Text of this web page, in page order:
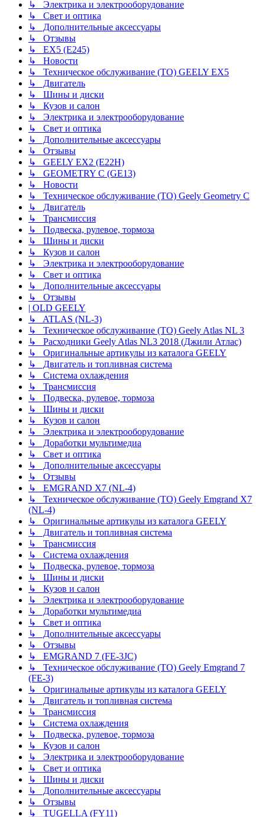
↳ Электрика и электрооборудование
↳ Свет и оптика
↳ Дополнительные аксессуары
↳ Отзывы
↳ EX5 (E245)
↳ Новости
↳ Техническое обслуживание (ТО) GEELY EX5
↳ Двигатель
↳ Шины и диски
↳ Кузов и салон
↳ Электрика и электрооборудование
↳ Свет и оптика
↳ Дополнительные аксессуары
↳ Отзывы
↳ GEELY EX2 (E22H)
↳ GEOMETRY C (GE13)
↳ Новости
↳ Техническое обслуживание (ТО) Geely Geometry C
↳ Двигатель
↳ Трансмиссия
↳ Подвеска, рулевое, тормоза
↳ Шины и диски
↳ Кузов и салон
↳ Электрика и электрооборудование
↳ Свет и оптика
↳ Дополнительные аксессуары
↳ Отзывы
| OLD GEELY
↳ ATLAS (NL-3)
↳ Техническое обслуживание (ТО) Geely Atlas NL 3
↳ Расходники Geely Atlas NL3 2018 (Джили Атлас)
↳ Оригинальные артикулы из каталога GEELY
↳ Двигатель и топливная система
↳ Система охлаждения
↳ Трансмиссия
↳ Подвеска, рулевое, тормоза
↳ Шины и диски
↳ Кузов и салон
↳ Электрика и электрооборудование
↳ Доработки мультимедиа
↳ Свет и оптика
↳ Дополнительные аксессуары
↳ Отзывы
↳ EMGRAND X7 (NL-4)
↳ Техническое обслуживание (ТО) Geely Emgrand X7
(NL-4)
↳ Оригинальные артикулы из каталога GEELY
↳ Двигатель и топливная система
↳ Трансмиссия
↳ Система охлаждения
↳ Подвеска, рулевое, тормоза
↳ Шины и диски
↳ Кузов и салон
↳ Электрика и электрооборудование
↳ Доработки мультимедиа
↳ Свет и оптика
↳ Дополнительные аксессуары
↳ Отзывы
↳ EMGRAND 7 (FE-3JC)
↳ Техническое обслуживание (ТО) Geely Emgrand 7
(FE-3)
↳ Оригинальные артикулы из каталога GEELY
↳ Двигатель и топливная система
↳ Трансмиссия
↳ Система охлаждения
↳ Подвеска, рулевое, тормоза
↳ Кузов и салон
↳ Электрика и электрооборудование
↳ Свет и оптика
↳ Шины и диски
↳ Дополнительные аксессуары
↳ Отзывы
↳ TUGELLA (FY11)